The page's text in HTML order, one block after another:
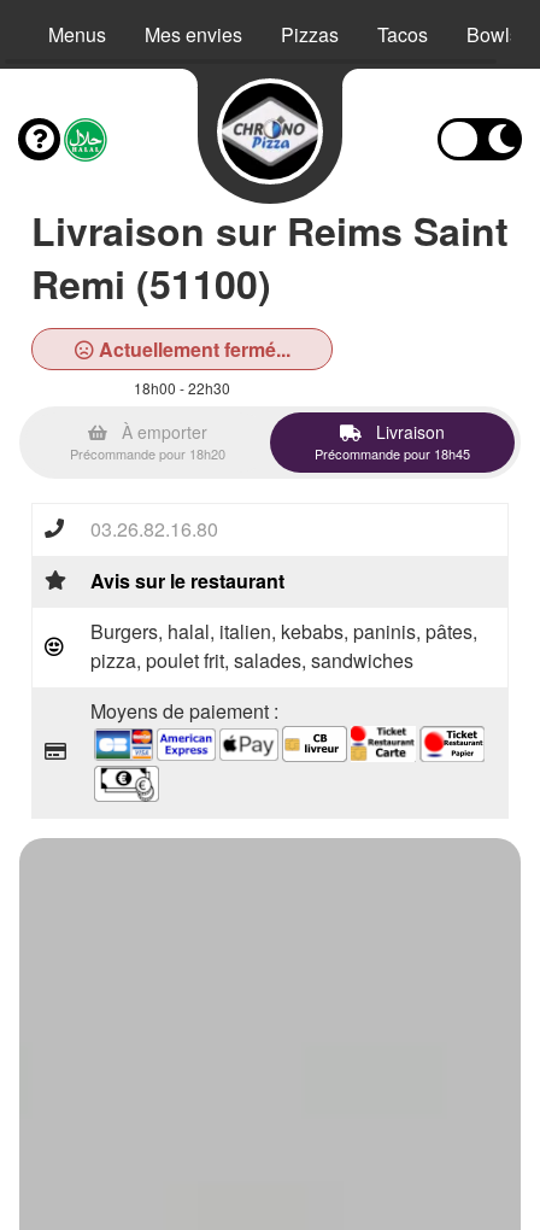
Menus Mes envies Pizzas Tacos Bowls
Livraison sur Reims Saint
Remi (51100)
Actuellement fermé...
18h00 - 22h30
À emporter
Précommande pour 18h20
Livraison
Précommande pour 18h45
03.26.82.16.80
Avis sur le restaurant
Burgers, halal, italien, kebabs, paninis, pâtes,
pizza, poulet frit, salades, sandwiches
Moyens de paiement :